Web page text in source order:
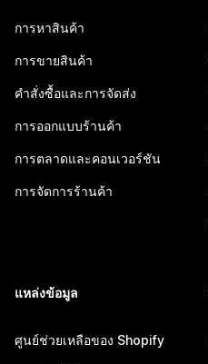
การหาสินค้า
การขายสินค้า
คำสั่งซื้อและการจัดส่ง
การออกแบบร้านค้า
การตลาดและคอนเวอร์ชัน
การจัดการร้านค้า
แหล่งข้อมูล
ศูนย์ช่วยเหลือของ Shopify